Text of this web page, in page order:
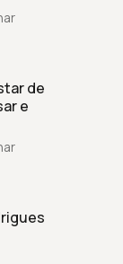
de
e